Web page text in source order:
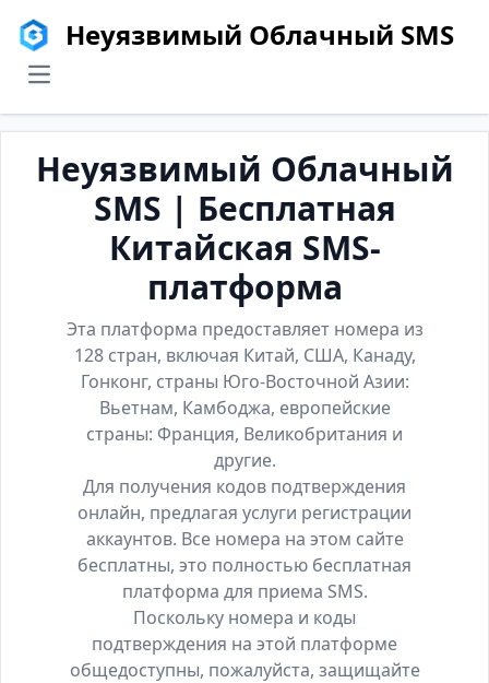
Неуязвимый Облачный SMS
menu
Неуязвимый Облачный
SMS | Бесплатная
Китайская SMS-
платформа
Эта платформа предоставляет номера из
128 стран, включая Китай, США, Канаду,
Гонконг, страны Юго-Восточной Азии:
Вьетнам, Камбоджа, европейские
страны: Франция, Великобритания и
другие.
Для получения кодов подтверждения
онлайн, предлагая услуги регистрации
аккаунтов. Все номера на этом сайте
бесплатны, это полностью бесплатная
платформа для приема SMS.
Поскольку номера и коды
подтверждения на этой платформе
общедоступны, пожалуйста, защищайте